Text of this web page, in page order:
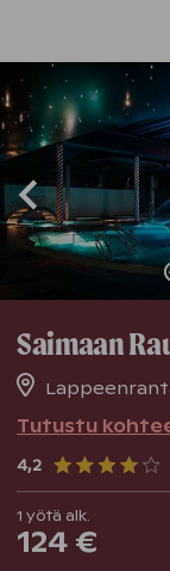
Saimaan
Tutustu
4,2
1 yötä alk.
124 €